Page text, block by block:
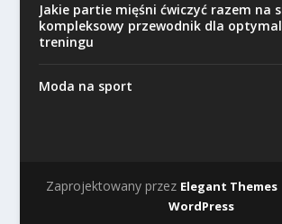
Jakie partie mięśni ćwiczyć razem na
kompleksowy przewodnik dla
treningu
Moda na sport
Zaprojektowany przez Elegant Themes
WordPress